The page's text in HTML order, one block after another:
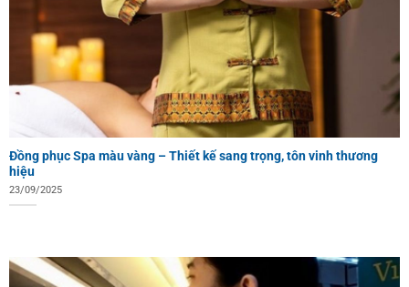
Đồng phục Spa màu vàng – Thiết kế sang trọng, tôn vinh thương
hiệu
23/09/2025